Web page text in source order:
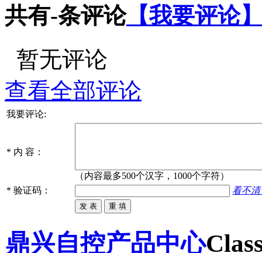
共有-条评论【我要评论
暂无评论
查看全部评论
我要评论:
* 内 容：
（内容最多500个汉字，1000个字符）
* 验证码： 看不
鼎兴自控产品中心